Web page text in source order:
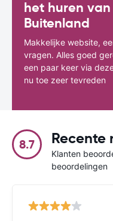
het huren
Buitenland
Makkelijke website,
vragen. Alles goed
een paar keer via
nu toe zeer tevreden
8.7 Recente
Klanten
beoordelingen